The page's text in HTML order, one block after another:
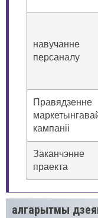
навучанне
персаналу
Правядзенне
кампаніі
Заканчэнне
праекта
алгарытмы